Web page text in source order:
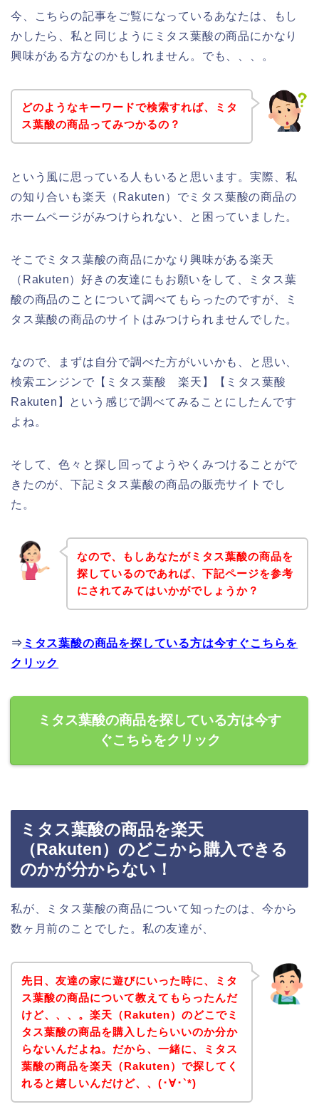
今、こちらの記事をご覧になっているあなたは、もし
かしたら、私と同じようにミタス葉酸の商品にかなり
興味がある方なのかもしれません。でも、、、。
どのようなキーワードで検索すれば、ミタ
ス葉酸の商品ってみつかるの？
という風に思っている人もいると思います。実際、私
の知り合いも楽天（Rakuten）でミタス葉酸の商品の
ホームページがみつけられない、と困っていました。
そこでミタス葉酸の商品にかなり興味がある楽天
（Rakuten）好きの友達にもお願いをして、ミタス葉
酸の商品のことについて調べてもらったのですが、ミ
タス葉酸の商品のサイトはみつけられませんでした。
なので、まずは自分で調べた方がいいかも、と思い、
検索エンジンで【ミタス葉酸 楽天】【ミタス葉酸
Rakuten】という感じで調べてみることにしたんです
よね。
そして、色々と探し回ってようやくみつけることがで
きたのが、下記ミタス葉酸の商品の販売サイトでし
た。
なので、もしあなたがミタス葉酸の商品を
探しているのであれば、下記ページを参考
にされてみてはいかがでしょうか？
⇒ ミタス葉酸の商品を探している方は今すぐこちらを
クリック
ミタス葉酸の商品を探している方は今す
ぐこちらをクリック
ミタス葉酸の商品を楽天
（Rakuten）のどこから購入できる
のかが分からない！
私が、ミタス葉酸の商品について知ったのは、今から
数ヶ月前のことでした。私の友達が、
先日、友達の家に遊びにいった時に、ミタ
ス葉酸の商品について教えてもらったんだ
けど、、、。楽天（Rakuten）のどこでミ
タス葉酸の商品を購入したらいいのか分か
らないんだよね。だから、一緒に、ミタス
葉酸の商品を楽天（Rakuten）で探してく
れると嬉しいんだけど、、(･∀･`*)